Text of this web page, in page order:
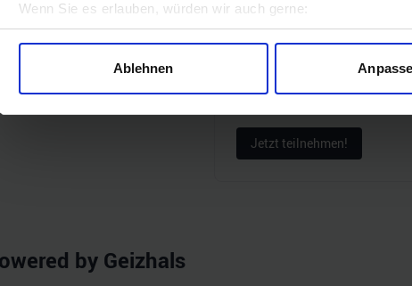
Wenn Sie es erlauben, würden wir auch gerne:
Informationen über Ihre geografische Lage erfassen,
Erfahren Sie mehr darüber, wie Ihre persönlichen Daten
Wir verwenden Cookies, um Inhalte und Anzeigen zu
Ablehnen
Gewinne einen MSI
Jetzt teilnehmen!
by Geizhals